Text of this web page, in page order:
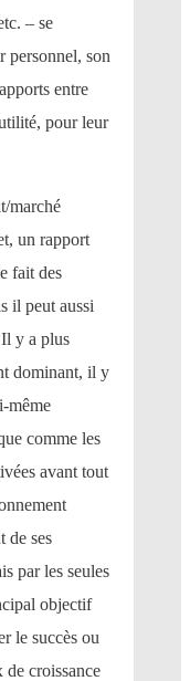
– se
personnel, son
entre
pour leur
marché
un rapport
fait des
il peut aussi
y a plus
dominant, il y
même
comme les
avant tout
de ses
par les seules
objectif
le succès ou
de croissance